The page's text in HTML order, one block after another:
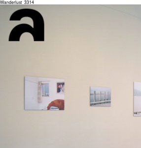
Wanderlust_3314